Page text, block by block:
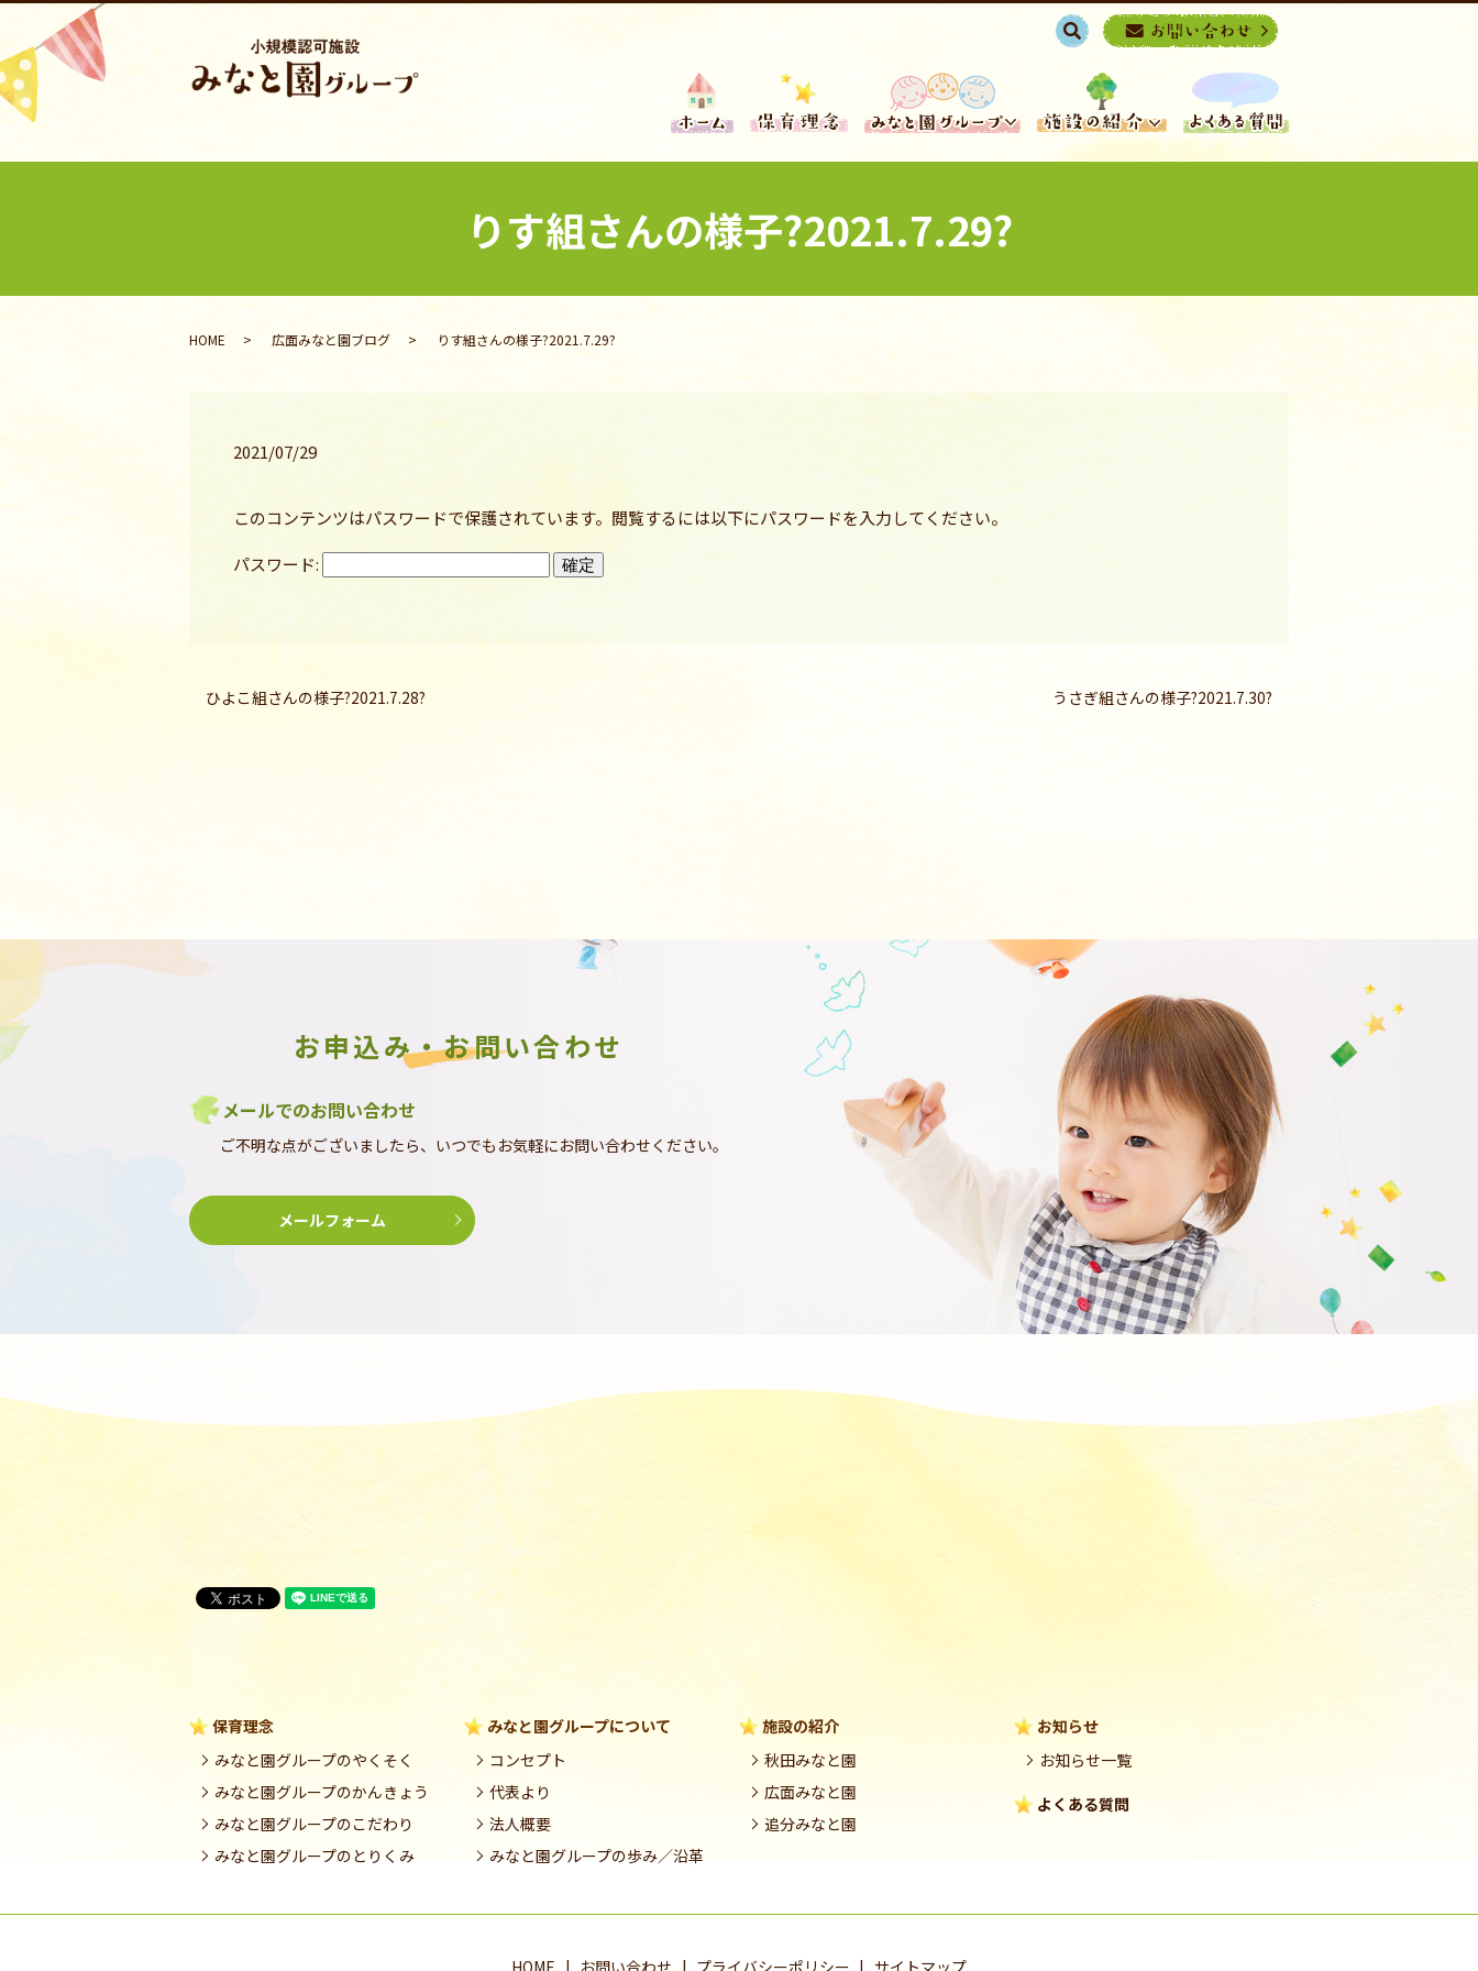
search
りす組さんの様子?2021.7.29?
HOME 広面みなと園ブログ りす組さんの様子?2021.7.29?
2021/07/29
このコンテンツはパスワードで保護されています。閲覧するには以下にパスワードを入力してください。
パスワード:
ひよこ組さんの様子?2021.7.28? うさぎ組さんの様子?2021.7.30?
お申込み・お問い合わせ
メールでのお問い合わせ
ご不明な点がございましたら、いつでもお気軽にお問い合わせください。
メールフォーム
保育理念
みなと園グループのやくそく
みなと園グループのかんきょう
みなと園グループのこだわり
みなと園グループのとりくみ
みなと園グループについて
コンセプト
代表より
法人概要
みなと園グループの歩み／沿革
施設の紹介
秋田みなと園
広面みなと園
追分みなと園
お知らせ
お知らせ一覧
よくある質問